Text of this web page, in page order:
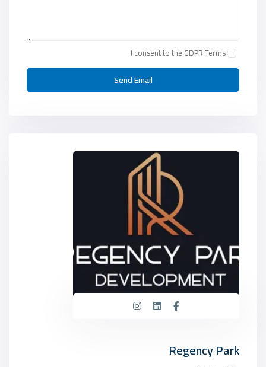
I consent to the GDPR Terms
Regency Park